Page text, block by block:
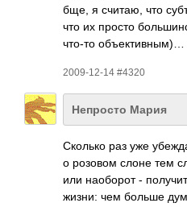
бще, я считаю, что
что их просто
что-то объе­ктив­ным)…
2009-12-14 #4320
Непросто Мария
Сколько раз уже
о розовом слоне тем
или наоб­орот -
жизни: чем больше